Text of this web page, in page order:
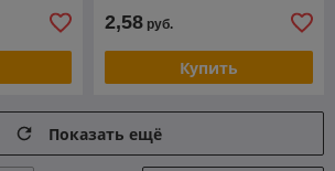
2,58 руб.
Купить
Показать ещё